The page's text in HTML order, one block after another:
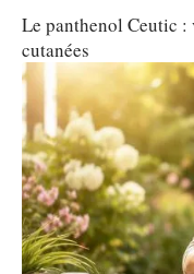
Le panthenol Ceutic
cutanées